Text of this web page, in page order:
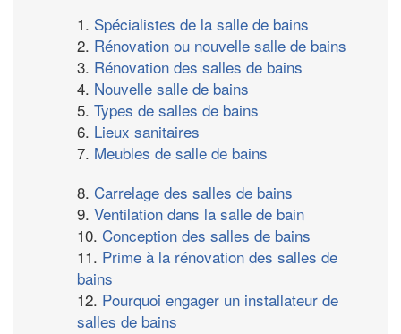
1. Spécialistes de la salle de bains
2. Rénovation ou nouvelle salle de bains
3. Rénovation des salles de bains
4. Nouvelle salle de bains
5. Types de salles de bains
6. Lieux sanitaires
7. Meubles de salle de bains
8. Carrelage des salles de bains
9. Ventilation dans la salle de bain
10. Conception des salles de bains
11. Prime à la rénovation des salles de
bains
12. Pourquoi engager un installateur de
salles de bains